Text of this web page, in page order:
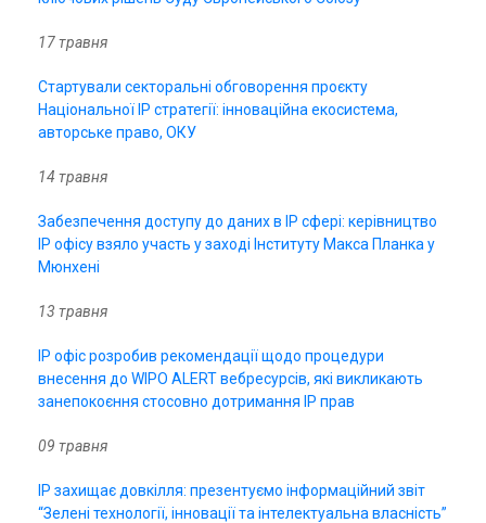
17 травня
Стартували секторальні обговорення проєкту
Національної ІР стратегії: інноваційна екосистема,
авторське право, ОКУ
14 травня
Забезпечення доступу до даних в ІР сфері: керівництво
ІР офісу взяло участь у заході Інституту Макса Планка у
Мюнхені
13 травня
IP офіс розробив рекомендації щодо процедури
внесення до WIPO ALERT вебресурсів, які викликають
занепокоєння стосовно дотримання IP прав
09 травня
IP захищає довкілля: презентуємо інформаційний звіт
“Зелені технології, інновації та інтелектуальна власність”